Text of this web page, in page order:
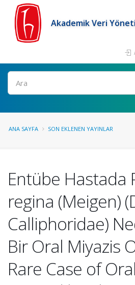
Akademik Veri
Ara
ANA SAYFA SON EKLENEN YAYINLAR
Entübe Hastada
regina (Meigen)
Calliphoridae)
Bir Oral Miyazis
Rare Case of